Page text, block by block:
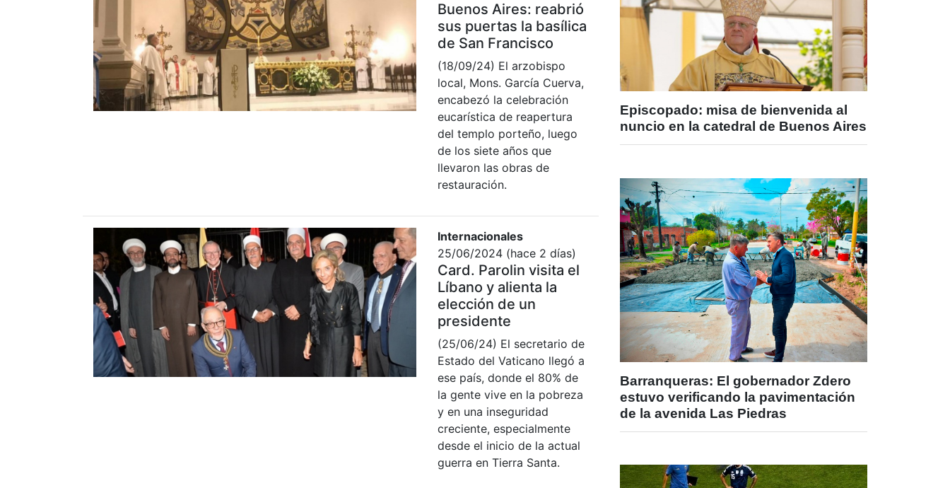
Buenos Aires: reabrió
sus puertas la basílica
de San Francisco
(18/09/24) El arzobispo
local, Mons. García Cuerva,
encabezó la celebración
eucarística de reapertura
del templo porteño, luego
de los siete años que
llevaron las obras de
restauración.
Internacionales
25/06/2024 (hace 2 días)
Card. Parolin visita el
Líbano y alienta la
elección de un
presidente
(25/06/24) El secretario de
Estado del Vaticano llegó a
ese país, donde el 80% de
la gente vive en la pobreza
y en una inseguridad
creciente, especialmente
desde el inicio de la actual
guerra en Tierra Santa.
Episcopado: misa de bienvenida al
nuncio en la catedral de Buenos Aires
Barranqueras: El gobernador Zdero
estuvo verificando la pavimentación
de la avenida Las Piedras